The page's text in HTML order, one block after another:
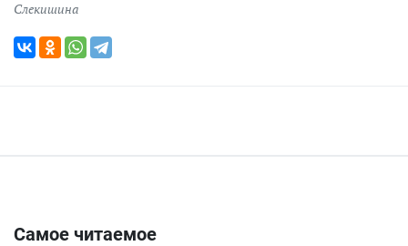
Слекишина
Самое читаемое